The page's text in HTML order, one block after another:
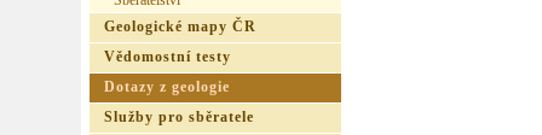
Geologické mapy ČR
Vědomostní testy
Dotazy z geologie
Služby pro sběratele